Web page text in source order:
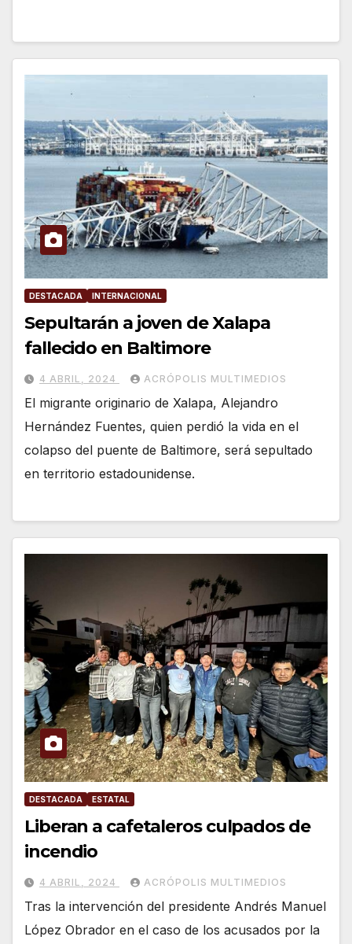
DESTACADA INTERNACIONAL
Sepultarán a joven de Xalapa
fallecido en Baltimore
4 ABRIL, 2024 ACRÓPOLIS MULTIMEDIOS
El migrante originario de Xalapa, Alejandro
Hernández Fuentes, quien perdió la vida en el
colapso del puente de Baltimore, será sepultado
en territorio estadounidense.
DESTACADA ESTATAL
Liberan a cafetaleros culpados de
incendio
4 ABRIL, 2024 ACRÓPOLIS MULTIMEDIOS
Tras la intervención del presidente Andrés Manuel
López Obrador en el caso de los acusados por la